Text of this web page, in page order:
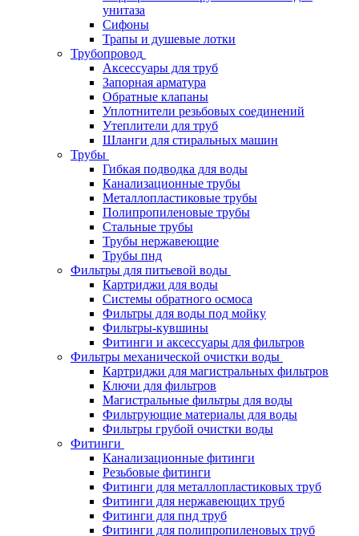
унитаза
Сифоны
Трапы и душевые лотки
Трубопровод
Аксессуары для труб
Запорная арматура
Обратные клапаны
Уплотнители резьбовых соединений
Утеплители для труб
Шланги для стиральных машин
Трубы
Гибкая подводка для воды
Канализационные трубы
Металлопластиковые трубы
Полипропиленовые трубы
Стальные трубы
Трубы нержавеющие
Трубы пнд
Фильтры для питьевой воды
Картриджи для воды
Системы обратного осмоса
Фильтры для воды под мойку
Фильтры-кувшины
Фитинги и аксессуары для фильтров
Фильтры механической очистки воды
Картриджи для магистральных фильтров
Ключи для фильтров
Магистральные фильтры для воды
Фильтрующие материалы для воды
Фильтры грубой очистки воды
Фитинги
Канализационные фитинги
Резьбовые фитинги
Фитинги для металлопластиковых труб
Фитинги для нержавеющих труб
Фитинги для пнд труб
Фитинги для полипропиленовых труб